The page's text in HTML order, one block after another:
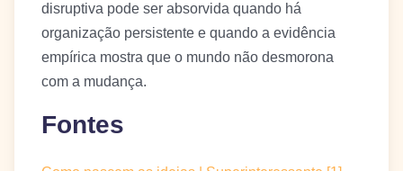
disruptiva pode ser absorvida quando há
organização persistente e quando a evidência
empírica mostra que o mundo não desmorona
com a mudança.
Fontes